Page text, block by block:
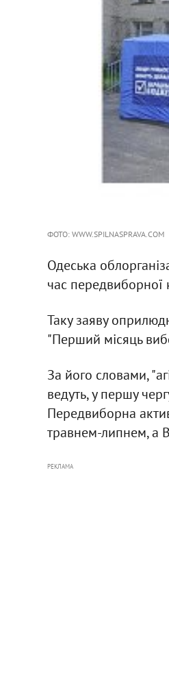
ФОТО: WWW.SPILNASPRAVA.COM
Одеська
час передвиборної
Таку заяву
"Перший місяць
За його словами,
ведуть, у першу
Передвиборна
травнем-липнем, а
РЕКЛАМА